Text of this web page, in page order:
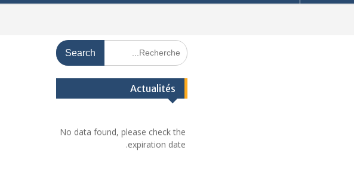
Actualités
No data found, please check the
expiration date.